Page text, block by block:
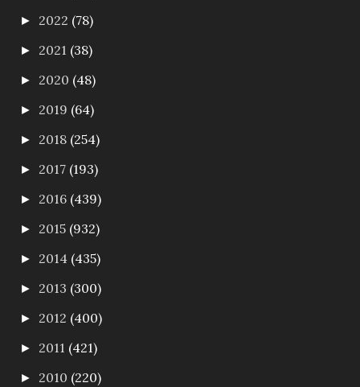
► 2022 (78)
► 2021 (38)
► 2020 (48)
► 2019 (64)
► 2018 (254)
► 2017 (193)
► 2016 (439)
► 2015 (932)
► 2014 (435)
► 2013 (300)
► 2012 (400)
► 2011 (421)
► 2010 (220)